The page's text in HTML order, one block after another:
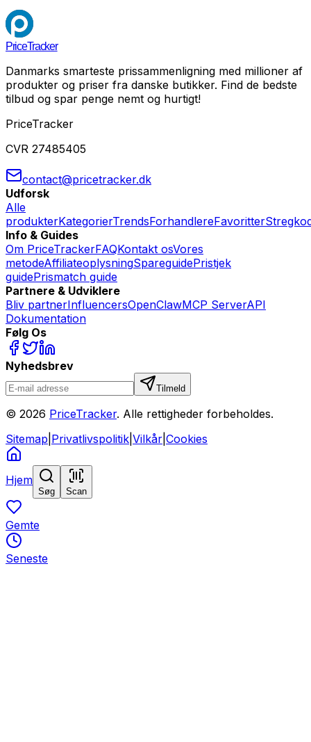
PriceTracker
Danmarks smarteste prissammenligning med millioner af
produkter og priser fra danske butikker. Find de bedste
tilbud og spar penge nemt og hurtigt!
PriceTracker
CVR 27485405
contact@pricetracker.dk
Udforsk
Alle
produkterKategorierTrendsForhandlereFavoritter
Info & Guides
Om PriceTrackerFAQKontakt osVores
metodeAffiliateoplysningSpareguidePristjek
guidePrismatch guide
Partnere & Udviklere
Bliv partnerInfluencersOpenClawMCP ServerAPI
Dokumentation
Følg Os
Nyhedsbrev
Tilmeld
© 2026 PriceTracker. Alle rettigheder forbeholdes.
Sitemap Privatlivspolitik Vilkår Cookies
Hjem
Søg Scan
Gemte
Seneste